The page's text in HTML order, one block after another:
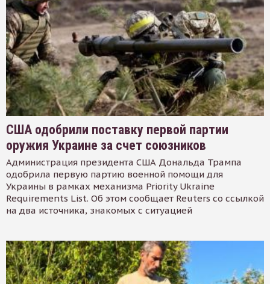
США одобрили поставку первой партии
оружия Украине за счет союзников
Администрация президента США Дональда Трампа
одобрила первую партию военной помощи для
Украины в рамках механизма Priority Ukraine
Requirements List. Об этом сообщает Reuters со ссылкой
на два источника, знакомых с ситуацией